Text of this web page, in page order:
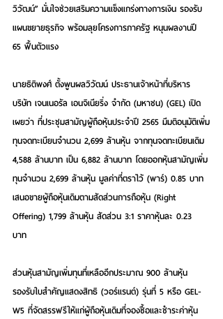
วิวัฒน์” มั่นใจช่วยเสริมความแข็งแกร่งทางการเงิน รองรับ
แผนขยายธุรกิจ พร้อมลุยโครงการภาครัฐ หนุนผลงานปี
65 ฟื้นตัวแรง
นายธิติพงศ์ ตั้งพูนผลวิวัฒน์ ประธานเจ้าหน้าที่บริหาร
บริษัท เจนเนอรัล เอนจิเนียริ่ง จำกัด (มหาชน) (GEL) เปิด
เผยว่า ที่ประชุมสามัญผู้ถือหุ้นประจำปี 2565 มีมติอนุมัติเพิ่ม
ทุนจดทะเบียนจำนวน 2,699 ล้านหุ้น จากทุนจดทะเบียนเดิม
4,588 ล้านบาท เป็น 6,882 ล้านบาท โดยออกหุ้นสามัญเพิ่ม
ทุนจำนวน 2,699 ล้านหุ้น มูลค่าที่ตราไว้ (พาร์) 0.85 บาท
เสนอขายผู้ถือหุ้นเดิมตามสัดส่วนการถือหุ้น (Right
Offering) 1,799 ล้านหุ้น สัดส่วน 3:1 ราคาหุ้นละ 0.23
บาท
ส่วนหุ้นสามัญเพิ่มทุนที่เหลืออีกประมาณ 900 ล้านหุ้น
รองรับใบสำคัญแสดงสิทธิ (วอร์แรนต์) รุ่นที่ 5 หรือ GEL-
W5 ที่จัดสรรฟรีให้แก่ผู้ถือหุ้นเดิมที่จองซื้อและชำระค่าหุ้น